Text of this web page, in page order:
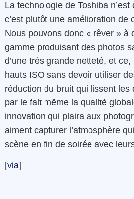
La technologie de Toshiba
c’est plutôt une amélioration de
Nous pouvons donc « rêver » à
gamme produisant des photos
d’une très grande netteté, et
hauts ISO sans devoir utiliser
réduction du bruit qui lissent les
par le fait même la qualité
innovation qui plaira aux
aiment capturer l’atmosphère
scène en fin de soirée avec
[via]